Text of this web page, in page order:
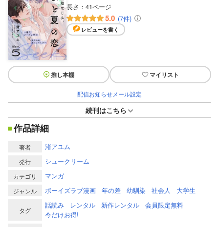
長さ： 41ページ
5.0 (7件)
レビューを書く
推し本棚 マイリスト
配信お知らせメール設定
続刊はこちら
作品詳細
著者 渚アユム
発行 シュークリーム
カテゴリ マンガ
ジャンル ボーイズラブ漫画 年の差 幼馴染 社会人 大学生
タグ
話読み レンタル 新作レンタル
会員限定無料
今だけお得!